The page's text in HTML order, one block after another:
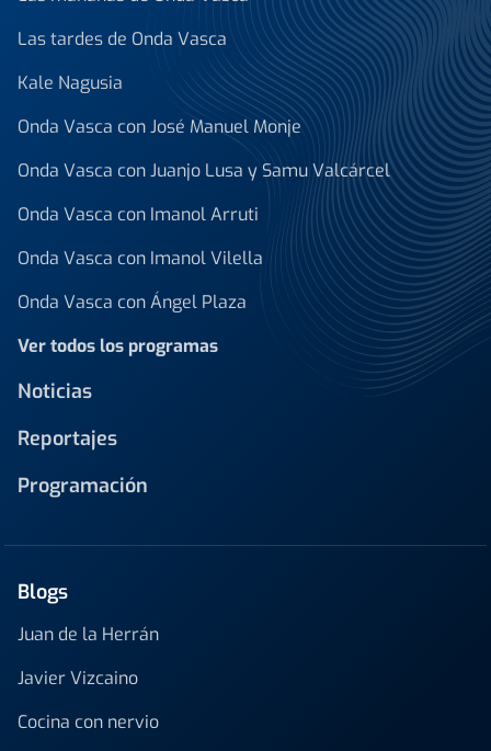
Las tardes de Onda Vasca
Kale Nagusia
Onda Vasca con José Manuel Monje
Onda Vasca con Juanjo Lusa y Samu Valcárcel
Onda Vasca con Imanol Arruti
Onda Vasca con Imanol Vilella
Onda Vasca con Ángel Plaza
Ver todos los programas
Noticias
Reportajes
Programación
Blogs
Juan de la Herrán
Javier Vizcaino
Cocina con nervio